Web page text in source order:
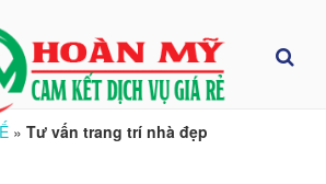
» Tư vấn trang trí nhà đẹp